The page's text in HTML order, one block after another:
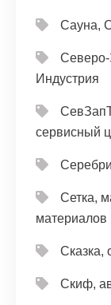
Сауна,
Северо-
Индустрия
сервисный
Сетка,
материалов
Сказка,
Скиф,